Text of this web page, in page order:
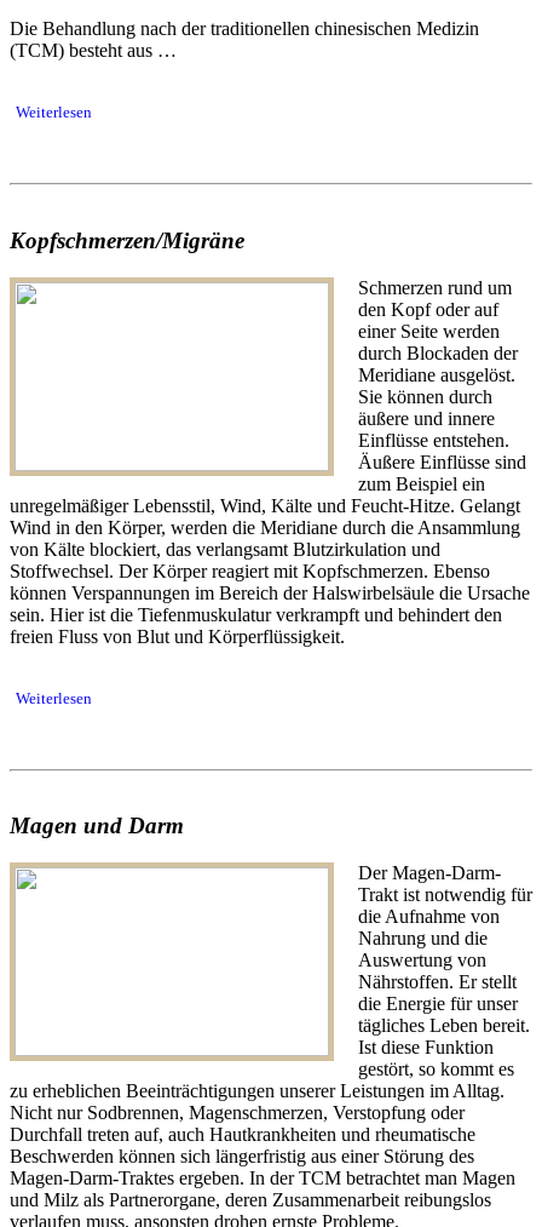
Die Behandlung nach der traditionellen chinesischen Medizin
(TCM) besteht aus …
Weiterlesen
Kopfschmerzen/Migräne
Schmerzen rund um
den Kopf oder auf
einer Seite werden
durch Blockaden der
Meridiane ausgelöst.
Sie können durch
äußere und innere
Einflüsse entstehen.
Äußere Einflüsse sind
zum Beispiel ein
unregelmäßiger Lebensstil, Wind, Kälte und Feucht-Hitze. Gelangt
Wind in den Körper, werden die Meridiane durch die Ansammlung
von Kälte blockiert, das verlangsamt Blutzirkulation und
Stoffwechsel. Der Körper reagiert mit Kopfschmerzen. Ebenso
können Verspannungen im Bereich der Halswirbelsäule die Ursache
sein. Hier ist die Tiefenmuskulatur verkrampft und behindert den
freien Fluss von Blut und Körperflüssigkeit.
Weiterlesen
Magen und Darm
Der Magen-Darm-
Trakt ist notwendig für
die Aufnahme von
Nahrung und die
Auswertung von
Nährstoffen. Er stellt
die Energie für unser
tägliches Leben bereit.
Ist diese Funktion
gestört, so kommt es
zu erheblichen Beeinträchtigungen unserer Leistungen im Alltag.
Nicht nur Sodbrennen, Magenschmerzen, Verstopfung oder
Durchfall treten auf, auch Hautkrankheiten und rheumatische
Beschwerden können sich längerfristig aus einer Störung des
Magen-Darm-Traktes ergeben. In der TCM betrachtet man Magen
und Milz als Partnerorgane, deren Zusammenarbeit reibungslos
verlaufen muss, ansonsten drohen ernste Probleme.